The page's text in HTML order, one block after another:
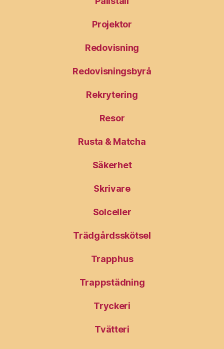
Projektor
Redovisning
Redovisningsbyrå
Rekrytering
Resor
Rusta & Matcha
Säkerhet
Skrivare
Solceller
Trädgårdsskötsel
Trapphus
Trappstädning
Tryckeri
Tvätteri